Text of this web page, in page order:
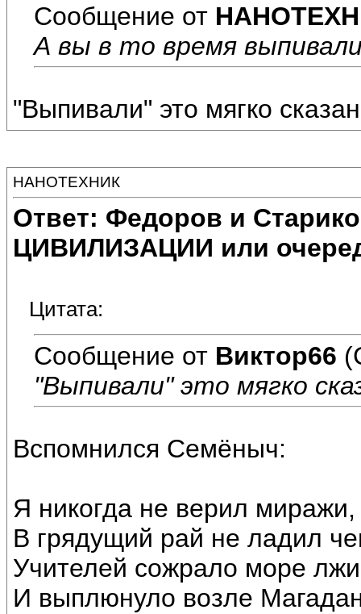
Сообщение от
А вы в то время
"Выпивали" это мягко
НАНОТЕХНИК
Ответ: Федоров и
ЦИВИЛИЗАЦИИ или
Цитата:
Сообщение от Виктор66
"Выпивали" это мягко
Вспомнился Семёныч:
Я никогда не верил миражи,
В грядущий рай не ладил
Учителей сожрало море лжи
И выплюнуло возле